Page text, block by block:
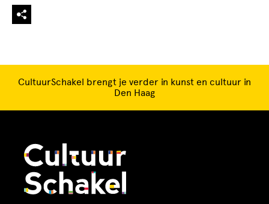
CultuurSchakel brengt je verder in kunst en cultuur in
Den Haag